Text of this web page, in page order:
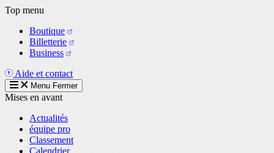
Aller
contenu
principal
Top menu
Boutique
Billetterie
Business
Aide et contact
Menu Fermer
Mises en avant
Actualités
équipe pro
Classement
Calendrier